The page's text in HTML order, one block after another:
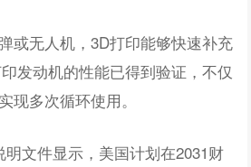
或无人机，3D打印能够快速补充
发动机的性能已得到验证，不仅
现多次循环使用。
文件显示，美国计划在2031财